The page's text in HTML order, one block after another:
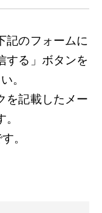
記のフォームに
する」ボタンを
。
を記載したメー
。